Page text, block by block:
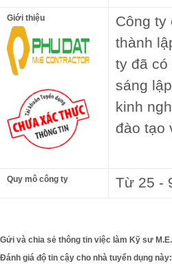
Giới thiệu
Công
thành
ty đã có
sáng
kinh
đào tạo
Quy mô công ty Từ 25 -
Gửi và chia sẻ thông tin việc làm Kỹ sư
Đánh giá độ tin cậy cho nhà tuyển dụng này: